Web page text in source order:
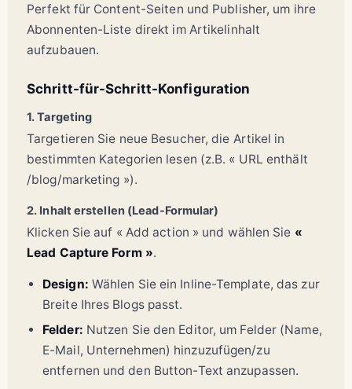
Perfekt für Content-Seiten und Publisher, um ihre
Abonnenten-Liste direkt im Artikelinhalt
aufzubauen.
Schritt-für-Schritt-Konfiguration
1. Targeting
Targetieren Sie neue Besucher, die Artikel in
bestimmten Kategorien lesen (z.B. « URL enthält
/blog/marketing »).
2. Inhalt erstellen (Lead-Formular)
Klicken Sie auf « Add action » und wählen Sie «
Lead Capture Form ».
Design: Wählen Sie ein Inline-Template, das zur
Breite Ihres Blogs passt.
Felder: Nutzen Sie den Editor, um Felder (Name,
E-Mail, Unternehmen) hinzuzufügen/zu
entfernen und den Button-Text anzupassen.